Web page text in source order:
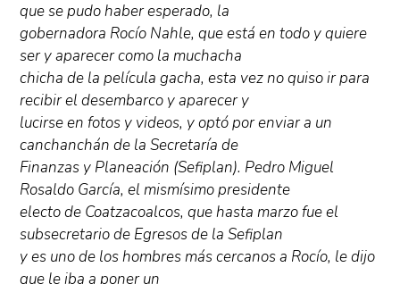
que se pudo haber esperado, la
gobernadora Rocío Nahle, que está en todo y quiere
ser y aparecer como la muchacha
chicha de la película gacha, esta vez no quiso ir para
recibir el desembarco y aparecer y
lucirse en fotos y videos, y optó por enviar a un
canchanchán de la Secretaría de
Finanzas y Planeación (Sefiplan). Pedro Miguel
Rosaldo García, el mismísimo presidente
electo de Coatzacoalcos, que hasta marzo fue el
subsecretario de Egresos de la Sefiplan
y es uno de los hombres más cercanos a Rocío, le dijo
que le iba a poner un